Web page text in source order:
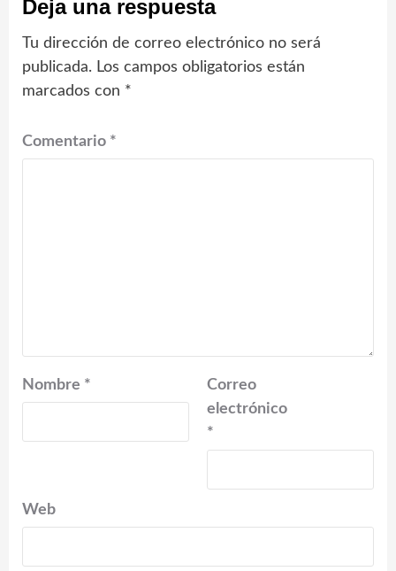
Deja una respuesta
Tu dirección de correo electrónico no será
publicada. Los campos obligatorios están
marcados con *
Comentario *
Nombre *
Correo
electrónico
*
Web